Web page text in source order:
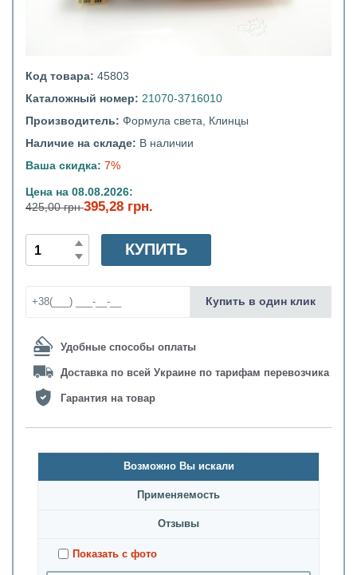
Код товара: 45803
Каталожный номер: 21070-3716010
Производитель: Формула света, Клинцы
Наличие на складе: В наличии
Ваша скидка: 7%
Цена на 08.08.2026:
425,00 грн395,28 грн.
Удобные способы оплаты
Доставка по всей Украине по тарифам перевозчика
Гарантия на товар
КУПИТЬ
Купить в один клик
Возможно Вы искали
Применяемость
Oтзывы
Показать с фото